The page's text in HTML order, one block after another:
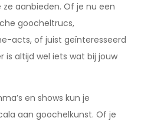
aanbieden. Of je nu een
goocheltrucs,
acts, of juist geïnteresseerd
altijd wel iets wat bij jouw
en shows kun je
aan goochelkunst. Of je